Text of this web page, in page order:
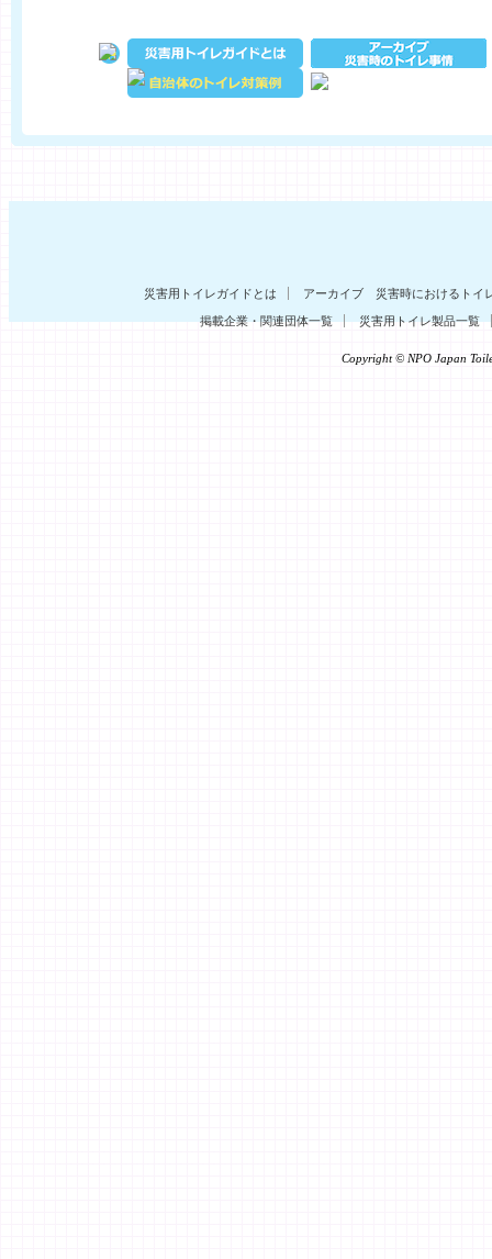
災害用トイレガイドとは アーカイブ 災害時におけるトイ
掲載企業・関連団体一覧 災害用トイレ製品一覧
Copyright © NPO Japan